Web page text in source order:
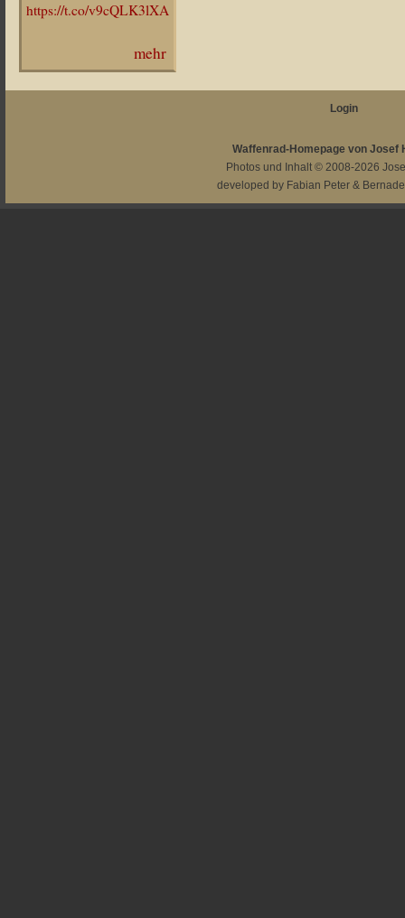
https://t.co/v9cQLK3lXA
mehr
Login
Waffenrad-Homepage von Josef
Photos und Inhalt © 2008-2026
developed by Fabian Peter &